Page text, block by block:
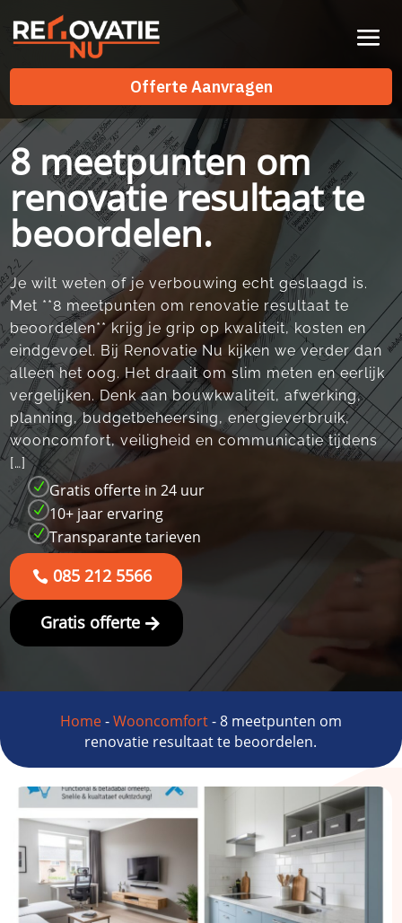
Offerte Aanvragen
Offerte Aanvragen
8 meetpunten om
renovatie resultaat te
beoordelen.
Je wilt weten of je verbouwing echt geslaagd is.​
Met **8 meetpunten om renovatie resultaat te
beoordelen** krijg je grip op kwaliteit, kosten en
eindgevoel.​ Bij Renovatie Nu kijken we verder dan
alleen het oog.​ Het draait om slim meten en eerlijk
vergelijken.​ Denk aan bouwkwaliteit, afwerking,
planning, budgetbeheersing, energieverbruik,
wooncomfort, veiligheid en communicatie tijdens
[…]
N Gratis offerte in 24 uur
N 10+ jaar ervaring
N Transparante tarieven
085 212 5566
Gratis offerte
Home-Wooncomfort-8 meetpunten om
renovatie resultaat te beoordelen.